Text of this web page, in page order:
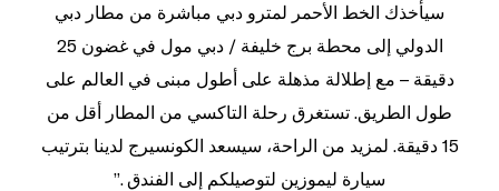
سيأخذك الخط الأحمر لمترو دبي مباشرة من مطار دبي
الدولي إلى محطة برج خليفة / دبي مول في غضون 25
دقيقة – مع إطلالة مذهلة على أطول مبنى في العالم على
طول الطريق. تستغرق رحلة التاكسي من المطار أقل من
15 دقيقة. لمزيد من الراحة، سيسعد الكونسيرج لدينا بترتيب
سيارة ليموزين لتوصيلكم إلى الفندق .”